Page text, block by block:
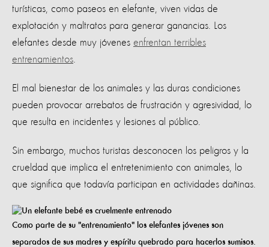
turísticas, como paseos en elefante, viven vidas de
explotación y maltratos para generar ganancias. Los
elefantes desde muy jóvenes enfrentan terribles
entrenamientos
El mal bienestar de los animales y las duras condiciones
pueden provocar arrebatos de frustración y agresividad, lo
que resulta en incidentes y lesiones al público.
Sin embargo, muchos turistas desconocen los peligros y la
crueldad que implica el entretenimiento con animales, lo
que significa que todavía participan en actividades dañinas.
Como parte de su "entrenamiento" los elefantes jóvenes son
separados de sus madres y espíritu quebrado para hacerlos sumisos.